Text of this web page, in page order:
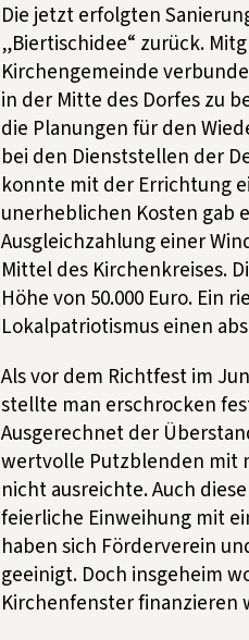
Die jetzt erfolgten
„Biertischidee“ zurück.
Kirchengemeinde
in der Mitte des Dorfes zu
die Planungen für den
bei den Dienststellen der
konnte mit der Errichtung
unerheblichen Kosten gab
Ausgleichzahlung einer
Mittel des Kirchenkreises.
Höhe von 50.000 Euro. Ein
Lokalpatriotismus einen
Als vor dem Richtfest im
stellte man erschrocken
Ausgerechnet der
wertvolle Putzblenden mit
nicht ausreichte. Auch
feierliche Einweihung mit
haben sich Förderverein
geeinigt. Doch insgeheim
Kirchenfenster